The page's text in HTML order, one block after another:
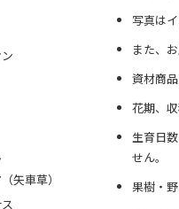
矢車草）
写真は
また、
資材商
花期、
生育日
せん。
果樹・